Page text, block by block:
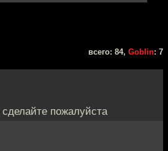
всего: 84, Goblin: 7
пожалуйста